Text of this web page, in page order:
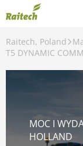
Raitech, Poland
T5 DYNAMIC
MOC I
HOLLAND
Maszyny
Maszyny
Serwis